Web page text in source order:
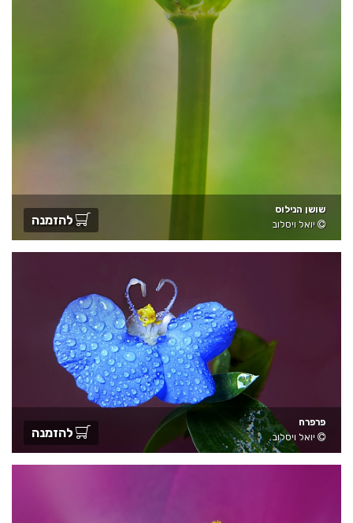
שושן הנילוס
יואל ויסלוב
להזמנה
פרפרח
יואל ויסלוב
להזמנה